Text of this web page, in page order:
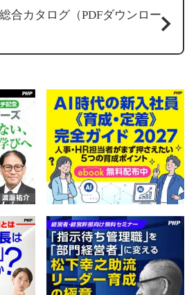
合カタログ（PDFダウンロー